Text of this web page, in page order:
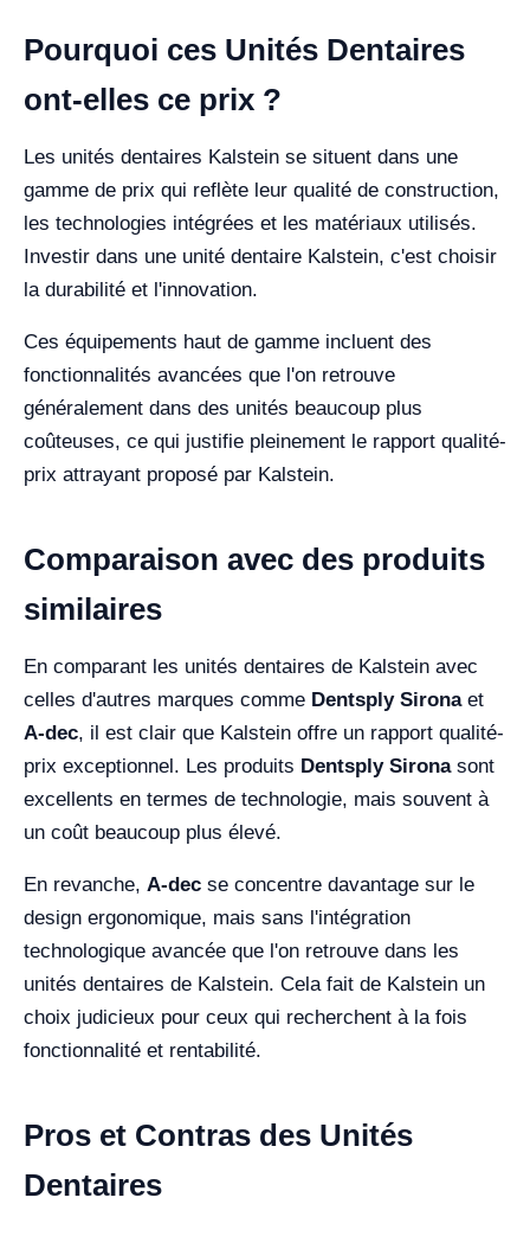
Pourquoi ces Unités Dentaires
ont-elles ce prix ?
Les unités dentaires Kalstein se situent dans une
gamme de prix qui reflète leur qualité de construction,
les technologies intégrées et les matériaux utilisés.
Investir dans une unité dentaire Kalstein, c'est choisir
la durabilité et l'innovation.
Ces équipements haut de gamme incluent des
fonctionnalités avancées que l'on retrouve
généralement dans des unités beaucoup plus
coûteuses, ce qui justifie pleinement le rapport qualité-
prix attrayant proposé par Kalstein.
Comparaison avec des produits
similaires
En comparant les unités dentaires de Kalstein avec
celles d'autres marques comme Dentsply Sironaet
A-dec, il est clair que Kalstein offre un rapport qualité-
prix exceptionnel. Les produits Dentsply Sironasont
excellents en termes de technologie, mais souvent à
un coût beaucoup plus élevé.
En revanche, A-dec se concentre davantage sur le
design ergonomique, mais sans l'intégration
technologique avancée que l'on retrouve dans les
unités dentaires de Kalstein. Cela fait de Kalstein un
choix judicieux pour ceux qui recherchent à la fois
fonctionnalité et rentabilité.
Pros et Contras des Unités
Dentaires